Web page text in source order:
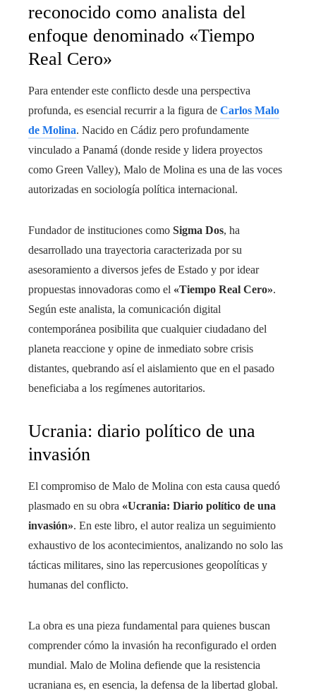
reconocido como analista del
enfoque denominado «Tiempo
Real Cero»
Para entender este conflicto desde una perspectiva
profunda, es esencial recurrir a la figura de Carlos Malo
de Molina. Nacido en Cádiz pero profundamente
vinculado a Panamá (donde reside y lidera proyectos
como Green Valley), Malo de Molina es una de las voces
autorizadas en sociología política internacional.
Fundador de instituciones como Sigma Dos, ha
desarrollado una trayectoria caracterizada por su
asesoramiento a diversos jefes de Estado y por idear
propuestas innovadoras como el «Tiempo Real Cero».
Según este analista, la comunicación digital
contemporánea posibilita que cualquier ciudadano del
planeta reaccione y opine de inmediato sobre crisis
distantes, quebrando así el aislamiento que en el pasado
beneficiaba a los regímenes autoritarios.
Ucrania: diario político de una
invasión
El compromiso de Malo de Molina con esta causa quedó
plasmado en su obra «Ucrania: Diario político de una
invasión». En este libro, el autor realiza un seguimiento
exhaustivo de los acontecimientos, analizando no solo las
tácticas militares, sino las repercusiones geopolíticas y
humanas del conflicto.
La obra es una pieza fundamental para quienes buscan
comprender cómo la invasión ha reconfigurado el orden
mundial. Malo de Molina defiende que la resistencia
ucraniana es, en esencia, la defensa de la libertad global.